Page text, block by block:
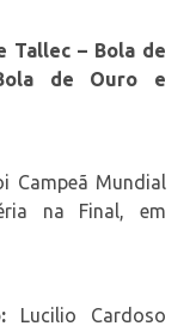
Tallec – Bola de
de Ouro e
Campeã Mundial
na Final, em
Lucilio Cardoso